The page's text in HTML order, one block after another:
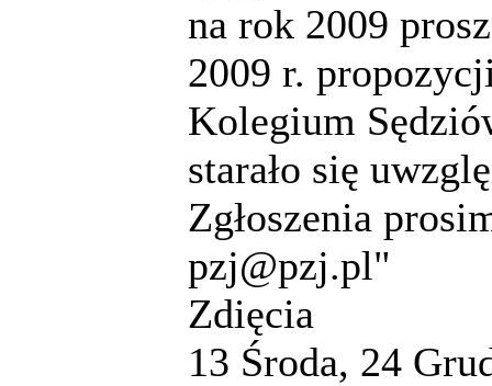
na rok 2009
2009 r.
Kolegium
starało się
Zgłoszenia
pzj@pzj.pl"
Zdięcia
13 Środa, 24